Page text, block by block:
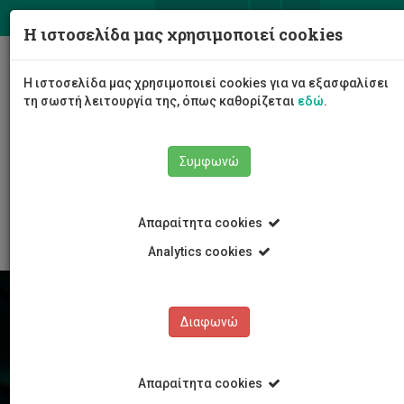
Η ιστοσελίδα μας χρησιμοποιεί cookies
Η ιστοσελίδα μας χρησιμοποιεί cookies για να εξασφαλίσει
τη σωστή λειτουργία της, όπως καθορίζεται εδώ.
Συμφωνώ
Απαραίτητα cookies
Analytics cookies
Διαφωνώ
Απαραίτητα cookies